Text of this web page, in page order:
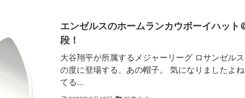
エンゼルスのホームランカウボーイハッ
段！
大谷翔平が所属するメジャーリーグ ロサンゼル
の度に登場する、あの帽子。 気になりましたよ
てる...